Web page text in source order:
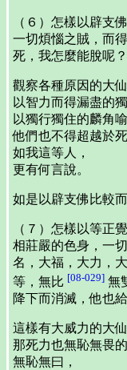
（６）怎樣以辟支
一切煩惱之賊，而
死，我怎麼能脫呢？
觀察各種原因的大仙
以智力而得漏盡的
以獨行獨住的麟角喻
他們也不得超越於死
如我這等人，
更有何言說。
如是以辟支佛比較而
（７）怎樣以等正
相莊嚴的色身，一
名，大福，大力，
等，無比 [08-029] 無
降下而消滅，他也
這樣有大威力的大仙
那死力也無恥無畏的
無恥無曰，